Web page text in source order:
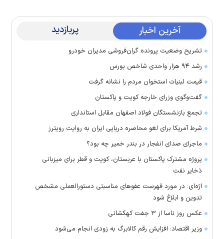
آخرین اخبار پربازدید
تشریح وضعیت پرونده گران‌فروشی مدیران خودرو
رشد ۹۴ هزار واحدی شاخص بورس
قیمت لبنیات استخوان مردم را نشانه گرفت
گفت‌وگوی وزرای خارجه کویت و پاکستان
تجمع بازنشستگان فولاد اصفهان مقابل استانداری
شرط آمریکا برای لغو محاصره دریایی ایران به روایت رویترز
ماجرای صدای انفجار در بندر خمیر چه بود؟
پروژه مشترک پاکستان با عربستان، کویت و قطر برای میزبانی
ذخایر نفت
اژه‌ای: در مورد فهرست عفو‌های مناسبتی دستورالعملی مشخص
تدوین و ابلاغ شود
عکس روز ناسا از ۳ جفت کهکشانی
وزیر اقتصاد: افزایش رقم کالابرگ به زودی انجام می‌شود